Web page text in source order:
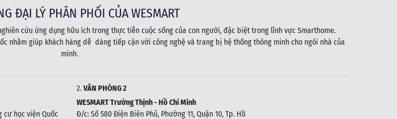
ĐẠI LÝ PHÂN PHỐI CỦA WESMART
cứu ứng dụng hữu ích trong thực tiễn cuộc sống của con người, đặc biệt trong lĩnh vực Smarthome.
nhằm giúp khách hàng dễ dàng tiếp cận với công nghệ và trang bị hệ thống thông minh cho ngôi nhà của
mình.
cư học viện Quốc
2. VĂN PHÒNG 2
WESMART Trường Thịnh - Hồ Chí Minh
Đ/c: Số 580 Điện Biên Phủ, Phường 11, Quận 10, Tp. Hồ